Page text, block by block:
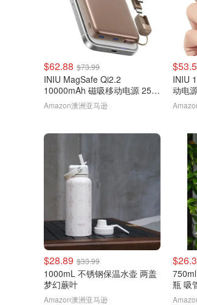
$62.88 $73.99
INIU MagSafe Qi2.2
10000mAh 磁吸移动电源 25W
棕色
Amazon澳洲亚马逊
INIU
动电
$28.89 $33.99
1000mL 不锈钢保温水壶 两盖
梦幻蕨叶
Amazon澳洲亚马逊
瓶 吸